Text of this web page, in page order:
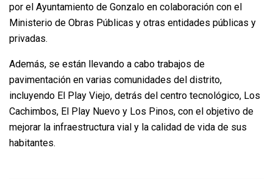
por el Ayuntamiento de Gonzalo en colaboración con el
Ministerio de Obras Públicas y otras entidades públicas y
privadas.
Además, se están llevando a cabo trabajos de
pavimentación en varias comunidades del distrito,
incluyendo El Play Viejo, detrás del centro tecnológico, Los
Cachimbos, El Play Nuevo y Los Pinos, con el objetivo de
mejorar la infraestructura vial y la calidad de vida de sus
habitantes.